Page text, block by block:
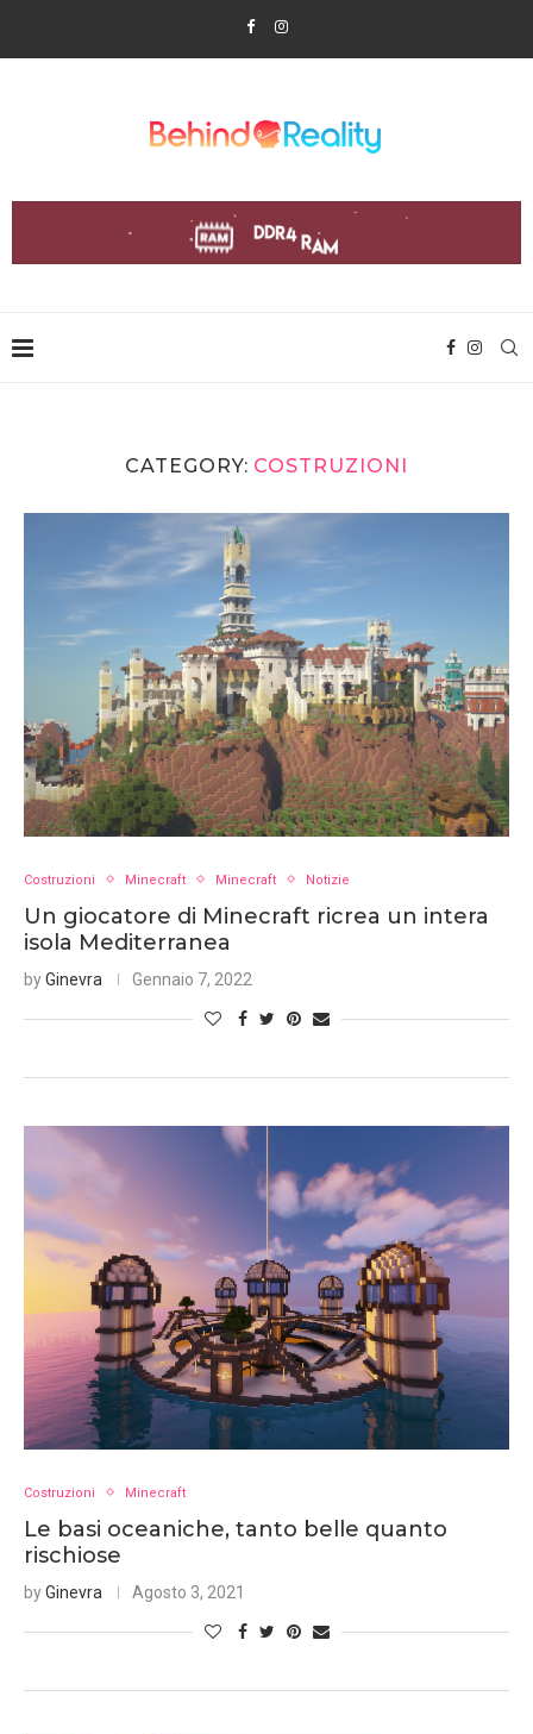
CATEGORY: COSTRUZIONI
Costruzioni Minecraft Minecraft Notizie
Un giocatore di Minecraft ricrea un intera
isola Mediterranea
byGinevra Gennaio 7, 2022
Costruzioni Minecraft
Le basi oceaniche, tanto belle quanto
rischiose
byGinevra Agosto 3, 2021